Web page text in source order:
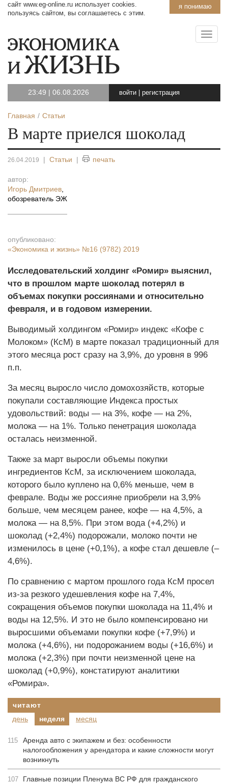
я понимаю
сайт www.eg-online.ru использует cookies.
пользуясь сайтом, вы соглашаетесь с этим.
23:49 | 06.08.2026 войти регистрация
Главная Статьи
В марте приелся шоколад
26.04.2019 | Статьи | печать
автор:
Игорь Дмитриев
обозреватель ЭЖ
опубликовано:
«Экономика и жизнь» №16 (9782) 2019
Исследовательский холдинг «Ромир» выяснил,
что в прошлом марте шоколад потерял в
объемах покупки россиянами и относительно
февраля, и в годовом измерении.
Выводимый холдингом «Ромир» индекс «Кофе с
Молоком» (КсМ) в марте показал традиционный для
этого месяца рост сразу на 3,9%, до уровня в 996
п.п.
За месяц выросло число домохозяйств, которые
покупали составляющие Индекса простых
удовольствий: воды — на 3%, кофе — на 2%,
молока — на 1%. Только пенетрация шоколада
осталась неизменной.
Также за март выросли объемы покупки
ингредиентов КсМ, за исключением шоколада,
которого было куплено на 0,6% меньше, чем в
феврале. Воды же россияне приобрели на 3,9%
больше, чем месяцем ранее, кофе — на 4,5%, а
молока — на 8,5%. При этом вода (+4,2%) и
шоколад (+2,4%) подорожали, молоко почти не
изменилось в цене (+0,1%), а кофе стал дешевле (–
4,6%).
По сравнению с мартом прошлого года КсМ просел
из-за резкого удешевления кофе на 7,4%,
сокращения объемов покупки шоколада на 11,4% и
воды на 12,5%. И это не было компенсировано ни
выросшими объемами покупки кофе (+7,9%) и
молока (+4,6%), ни подорожанием воды (+16,6%) и
молока (+2,3%) при почти неизменной цене на
шоколад (+0,9%), констатируют аналитики
«Ромира».
читают
день
неделя месяц
115
Аренда авто с экипажем и без: особенности
налогообложения у арендатора и какие сложности могут
возникнуть
107
Главные позиции Пленума ВС РФ для гражданского